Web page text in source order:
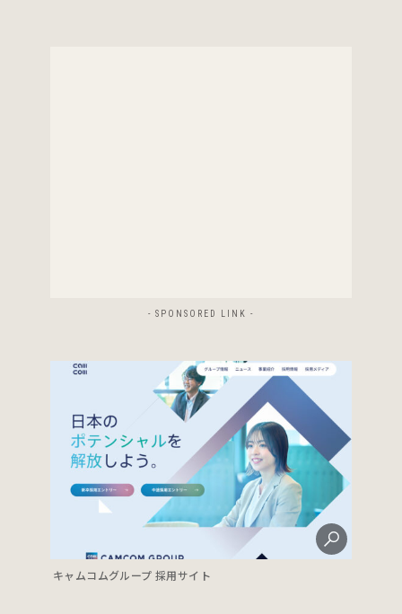
- SPONSORED LINK -
キャムコムグループ 採用サイト